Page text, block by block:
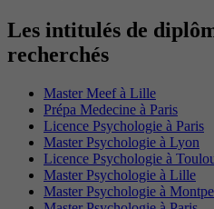
Les intitulés de
recherchés
Master Meef à Lille
Prépa Medecine à Paris
Licence Psychologie à Paris
Master Psychologie à Lyon
Licence Psychologie à
Master Psychologie à Lille
Master Psychologie à